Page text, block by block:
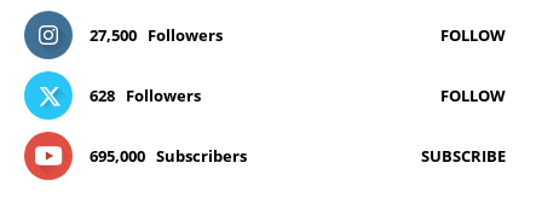
27,500 Followers FOLLOW
628 Followers FOLLOW
695,000 Subscribers SUBSCRIBE